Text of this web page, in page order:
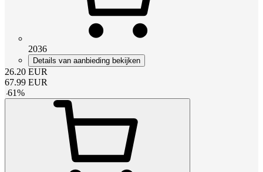
2036
Details van aanbieding bekijken
26.20 EUR
67.99 EUR
-61%